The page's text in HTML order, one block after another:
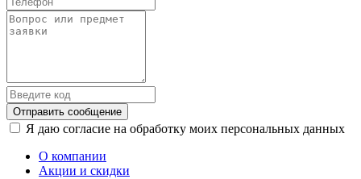
Отправить сообщение
Я даю согласие на обработку моих персональных данных
О компании
Акции и скидки